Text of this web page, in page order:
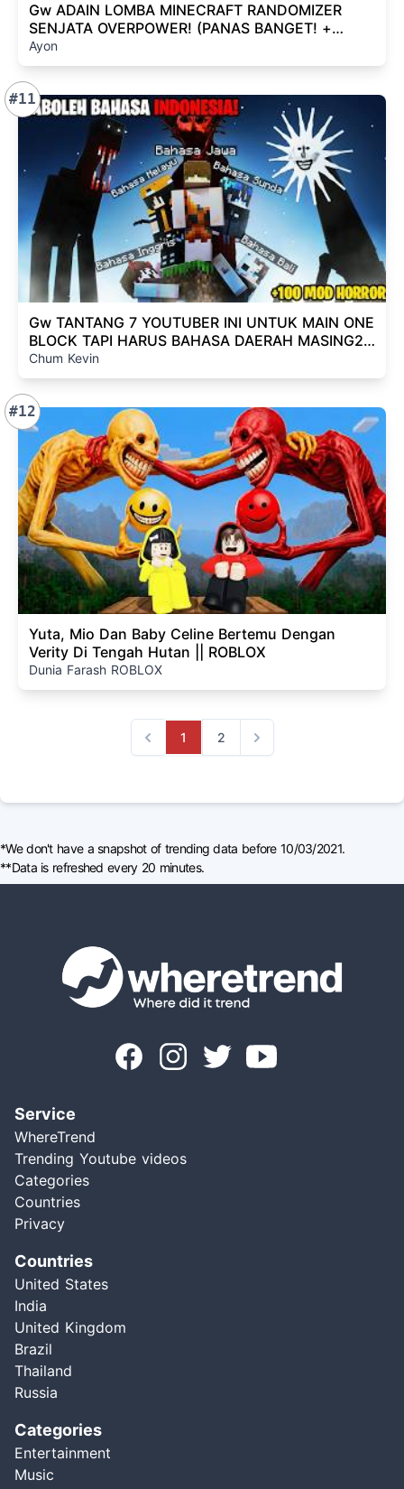
Gw ADAIN LOMBA MINECRAFT RANDOMIZER
SENJATA OVERPOWER! (PANAS BANGET! +
NGAKAK WKWK)
Ayon
#11
Gw TANTANG 7 YOUTUBER INI UNTUK MAIN ONE
BLOCK TAPI HARUS BAHASA DAERAH MASING2!
+ (NGAKAK BGTT!)
Chum Kevin
#12
Yuta, Mio Dan Baby Celine Bertemu Dengan
Verity Di Tengah Hutan || ROBLOX
Dunia Farash ROBLOX
Previous
1 2
Next
*We don't have a snapshot of trending data before 10/03/2021.
**Data is refreshed every 20 minutes.
Service
WhereTrend
Trending Youtube videos
Categories
Countries
Privacy
Countries
United States
India
United Kingdom
Brazil
Thailand
Russia
Categories
Entertainment
Music